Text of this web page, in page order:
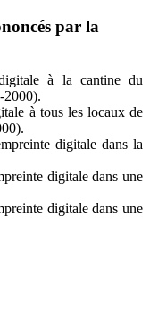
par la
à la cantine du
2000).
à tous les locaux de
digitale dans la
digitale dans une
digitale dans une